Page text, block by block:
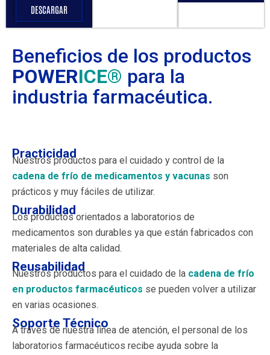
DESCARGAR
Beneficios de los productos
POWERICE® para la
industria farmacéutica.
Practicidad
Nuestros productos para el cuidado y control de la
cadena de frío de medicamentos y vacunas son
prácticos y muy fáciles de utilizar.
Durabilidad
Los productos orientados a laboratorios de
medicamentos son durables ya que están fabricados con
materiales de alta calidad.
Reusabilidad
Nuestros productos para el cuidado de la cadena de frío
en productos farmacéuticos se pueden volver a utilizar
en varias ocasiones.
Soporte Técnico
A través de nuestra línea de atención, el personal de los
laboratorios farmacéuticos recibe ayuda sobre la